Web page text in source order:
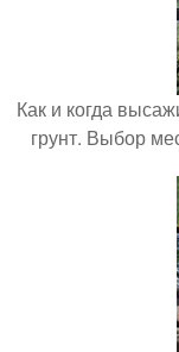
Как и когда
грунт. Выбор